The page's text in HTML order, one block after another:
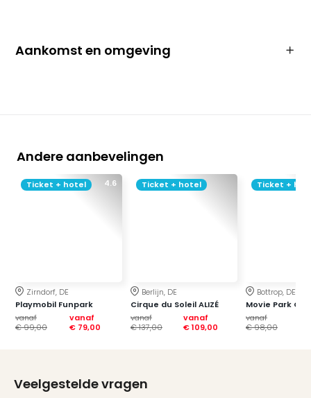
Aankomst en omgeving
Andere aanbevelingen
4.6
Ticket + hotel
Zirndorf, DE
Playmobil Funpark
vanaf
€ 99,00
vanaf
€ 79,00
Ticket + hotel
Berlijn, DE
Cirque du Soleil ALIZÉ
vanaf
€ 137,00
vanaf
€ 109,00
Ticket +
Bottrop, DE
Movie Park
vanaf
€ 98,00
Veelgestelde vragen